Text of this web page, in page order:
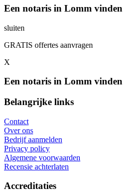
Een notaris in Lomm vinden
sluiten
GRATIS offertes aanvragen
X
Een notaris in Lomm vinden
Belangrijke links
Contact
Over ons
Bedrijf aanmelden
Privacy policy
Algemene voorwaarden
Recensie achterlaten
Accreditaties